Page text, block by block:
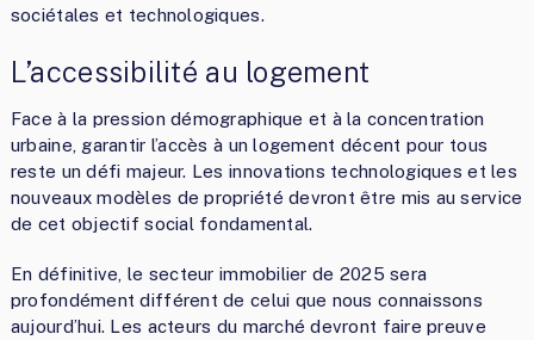
sociétales et technologiques.
L’accessibilité au logement
Face à la pression démographique et à la concentration
urbaine, garantir l’accès à un logement décent pour tous
reste un défi majeur. Les innovations technologiques et les
nouveaux modèles de propriété devront être mis au service
de cet objectif social fondamental.
En définitive, le secteur immobilier de 2025 sera
profondément différent de celui que nous connaissons
aujourd’hui. Les acteurs du marché devront faire preuve